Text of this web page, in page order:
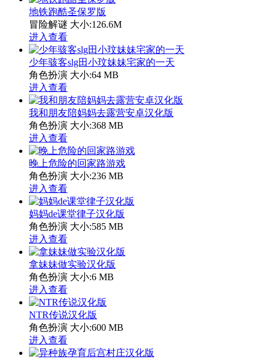
地铁跑酷圣保罗版
冒险解谜 大小:126.6M
进入查看
少年骇客slg田小玟妹妹宅家的一天
角色扮演 大小:64 MB
进入查看
我和朋友陪妈妈去露营安卓汉化版
角色扮演 大小:368 MB
进入查看
晚上危险的回家路游戏
角色扮演 大小:236 MB
进入查看
妈妈de课堂律子汉化版
角色扮演 大小:585 MB
进入查看
拿妹妹做实验汉化版
角色扮演 大小:6 MB
进入查看
NTR传说汉化版
角色扮演 大小:600 MB
进入查看